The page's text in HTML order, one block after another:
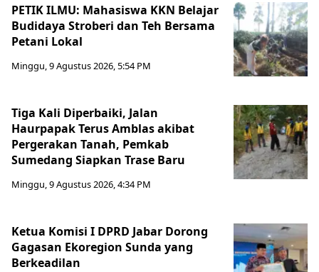
PETIK ILMU: Mahasiswa KKN Belajar
Budidaya Stroberi dan Teh Bersama
Petani Lokal
Minggu, 9 Agustus 2026, 5:54 PM
Tiga Kali Diperbaiki, Jalan
Haurpapak Terus Amblas akibat
Pergerakan Tanah, Pemkab
Sumedang Siapkan Trase Baru
Minggu, 9 Agustus 2026, 4:34 PM
Ketua Komisi I DPRD Jabar Dorong
Gagasan Ekoregion Sunda yang
Berkeadilan